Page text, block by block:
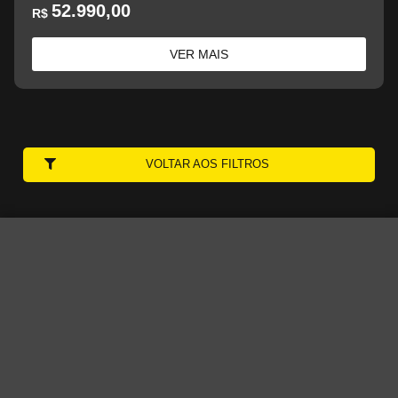
R$52.990,00
VER MAIS
VOLTAR AOS FILTROS